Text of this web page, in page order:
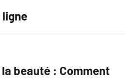
la beauté : Comment